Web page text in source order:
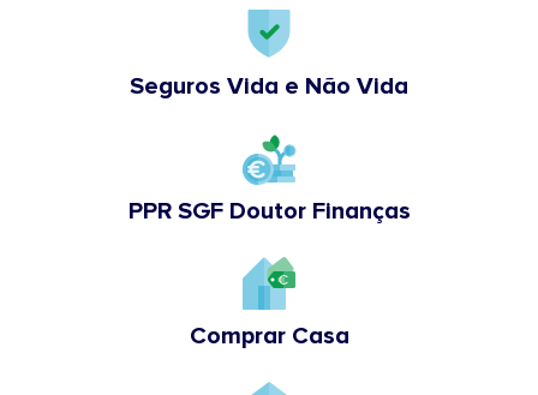
Seguros Vida e Não Vida
PPR SGF Doutor Finanças
Comprar Casa